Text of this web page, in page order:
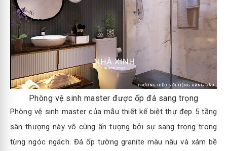
Phòng vệ sinh master được ốp đá sang trọng
Phòng vệ sinh master của mẫu thiết kế biệt thự đẹp 5 tầng
sân thượng này vô cùng ấn tượng bởi sự sang trọng trong
từng ngóc ngách. Đá ốp tường granite màu nâu và xám bề